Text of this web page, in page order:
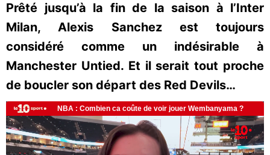
Prêté jusqu’à la fin de la saison à l’Inter
Milan, Alexis Sanchez est toujours
considéré comme un indésirable à
Manchester Untied. Et il serait tout proche
de boucler son départ des Red Devils…